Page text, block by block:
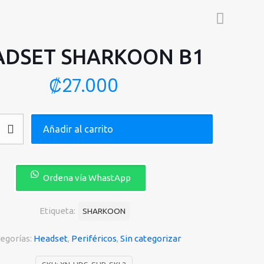
SHARKOON B1
₡27.000
Añadir al carrito
Ordena vía WhastApp
Headset, Periféricos, Sin categorizar
Etiqueta: SHARKOON